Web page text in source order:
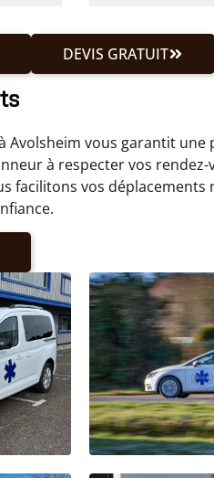
DEVIS GRATUIT
Avolsheim vous garantit
à respecter vos
facilitons vos déplacements